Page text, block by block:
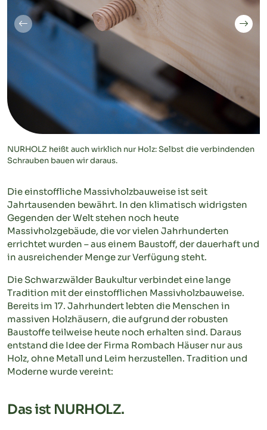
NURHOLZ heißt auch wirklich nur Holz: Selbst die verbindenden
Schrauben bauen wir daraus.
Die einstoffliche Massivholzbauweise ist seit
Jahrtausenden bewährt. In den klimatisch widrigsten
Gegenden der Welt stehen noch heute
Massivholzgebäude, die vor vielen Jahrhunderten
errichtet wurden – aus einem Baustoff, der dauerhaft und
in ausreichender Menge zur Verfügung steht.
Die Schwarzwälder Baukultur verbindet eine lange
Tradition mit der einstofflichen Massivholzbauweise.
Bereits im 17. Jahrhundert lebten die Menschen in
massiven Holzhäusern, die aufgrund der robusten
Baustoffe teilweise heute noch erhalten sind. Daraus
entstand die Idee der Firma Rombach Häuser nur aus
Holz, ohne Metall und Leim herzustellen. Tradition und
Moderne wurde vereint:
Das ist NURHOLZ.